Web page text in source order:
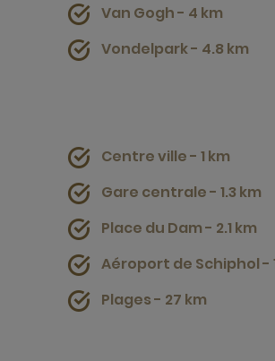
Van Gogh - 4 km
Vondelpark - 4.8 km
Centre ville - 1 km
Gare centrale - 1.3 km
Place du Dam - 2.1 km
Aéroport de Schiphol -
Plages - 27 km